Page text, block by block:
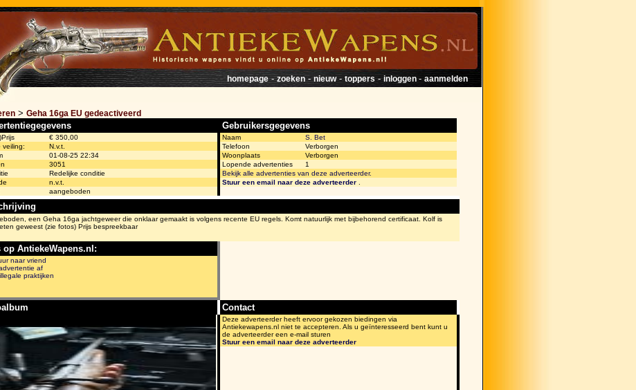
homepage-zoeken-nieuw- toppers- inloggen - aanmelden
> Geha 16ga EU gedeactiveerd
€ 350,00
veiling:
N.v.t.
01-08-25 22:34
3051
Redelijke conditie
n.v.t.
aangeboden
Gebruikersgegevens
Naam
S. Bet
Telefoon
Verborgen
Woonplaats
Verborgen
Lopende advertenties
1
Bekijk alle advertenties van deze adverteerder.
Stuur een email naar deze adverteerder
een Geha 16ga jachtgeweer die onklaar gemaakt is volgens recente EU regels. Komt natuurlijk met bijbehorend certificaat. Kolf is
geweest (zie fotos) Prijs bespreekbaar
op AntiekeWapens.nl:
naar vriend
af
praktijken
Contact
Deze adverteerder heeft ervoor gekozen biedingen via
Antiekewapens.nl niet te accepteren. Als u geïnteresseerd bent kunt u
de adverteerder een e-mail sturen
Stuur een email naar deze adverteerder